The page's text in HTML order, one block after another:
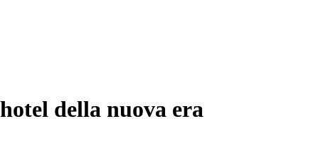
della nuova era